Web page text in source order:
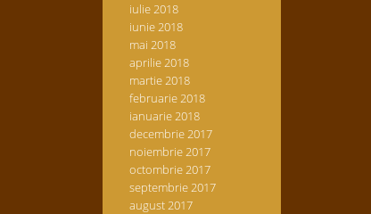
iulie 2018
iunie 2018
mai 2018
aprilie 2018
martie 2018
februarie 2018
ianuarie 2018
decembrie 2017
noiembrie 2017
octombrie 2017
septembrie 2017
august 2017